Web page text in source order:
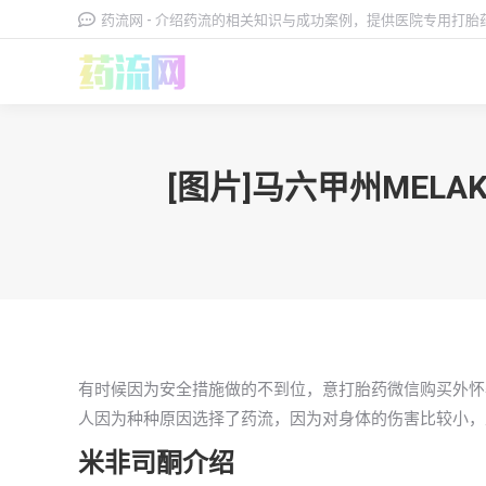
药流网 - 介绍药流的相关知识与成功案例，提供医院专用打
[图片]马六甲州
有时候因为安全措施做的不到位，意打胎药微信购买外
人因为种种原因选择了药流，因为对身体的伤害比较小
米非司酮介绍